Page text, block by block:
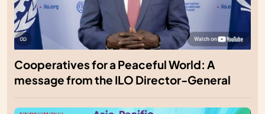
Cooperatives for a Peaceful World: A
message from the ILO Director-General